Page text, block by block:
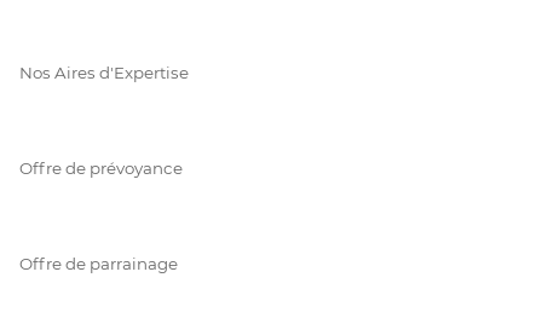
Nos Aires d'Expertise
Offre de prévoyance
Offre de parrainage